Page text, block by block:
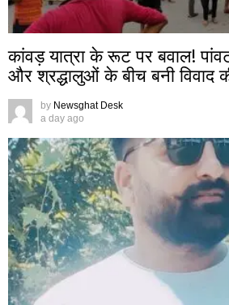
कांवड़ यात्रा के रूट पर बवाल!
और श्रद्धालुओं के बीच बनी विवाद
by Newsghat Desk
a day ago